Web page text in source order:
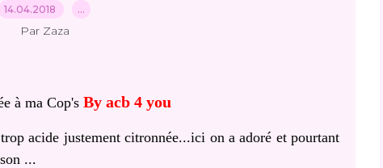
14.04.2018 …
Par Zaza
à ma Cop's By acb 4 you
acide justement citronnée...ici on a adoré et pourtant
...